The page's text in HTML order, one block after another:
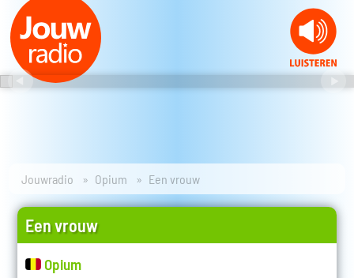
Jouwradio Opium Een vrouw
Een vrouw
Opium